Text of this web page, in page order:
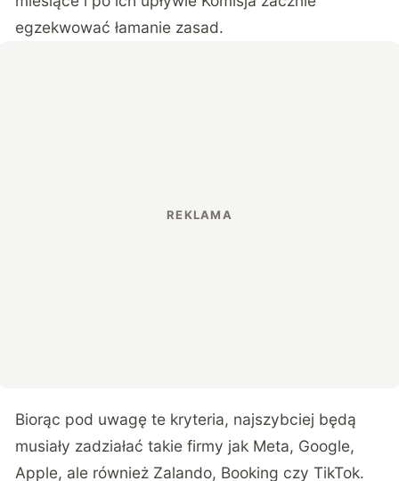
egzekwować łamanie zasad.
Biorąc pod uwagę te kryteria, najszybciej będą
musiały zadziałać takie firmy jak Meta, Google,
Apple, ale również Zalando, Booking czy TikTok.